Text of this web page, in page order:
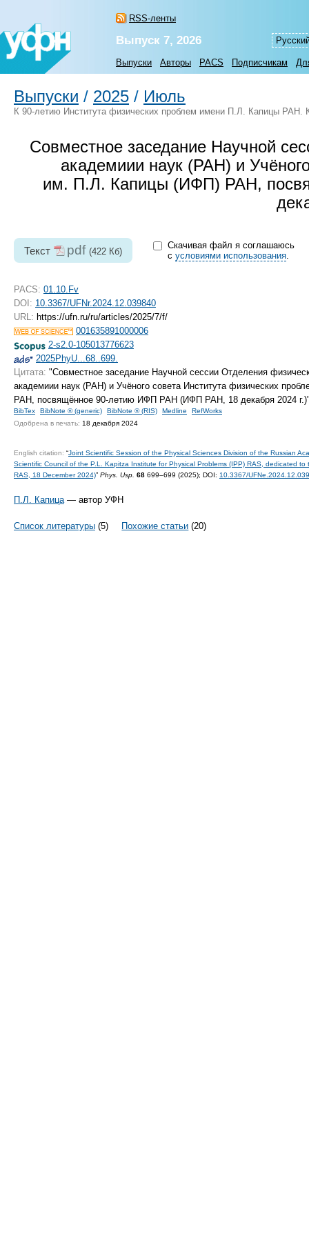
RSS-ленты
Выпуск 7, 2026
Выпуски Авторы PACS Подписчикам
Выпуски / 2025 / Июль
К 90-летию Института физических проблем имени П.Л. Капицы РАН.
Совместное заседание Научной
академиии наук (РАН) и
им. П.Л. Капицы (ИФП) РАН,
Текст pdf (422 Кб)
Скачивая файл я соглашаюсь
с условиями использования.
PACS: 01.10.Fv
DOI: 10.3367/UFNr.2024.12.039840
URL: https://ufn.ru/ru/articles/2025/7/f/
001635891000006
2-s2.0-105013776623
2025PhyU...68..699.
Цитата: "Совместное заседание Научной сессии Отделения
академиии наук (РАН) и Учёного совета Института физических
РАН, посвящённое 90-летию ИФП РАН (ИФП РАН, 18 декабря 2024
BibTex BibNote ® (generic) BibNote ® (RIS) Medline
RefWorks
Одобрена в печать: 18 декабря 2024
English citation: “Joint Scientific Session of the Physical Sciences Division of the Russian
Scientific Council of the P.L. Kapitza Institute for Physical Problems (IPP) RAS, dedicated
RAS, 18 December 2024)” Phys. Usp. 68 699–699 (2025); DOI: 10.3367/
П.Л. Капица — автор УФН
Список литературы (5) Похожие статьи (20)